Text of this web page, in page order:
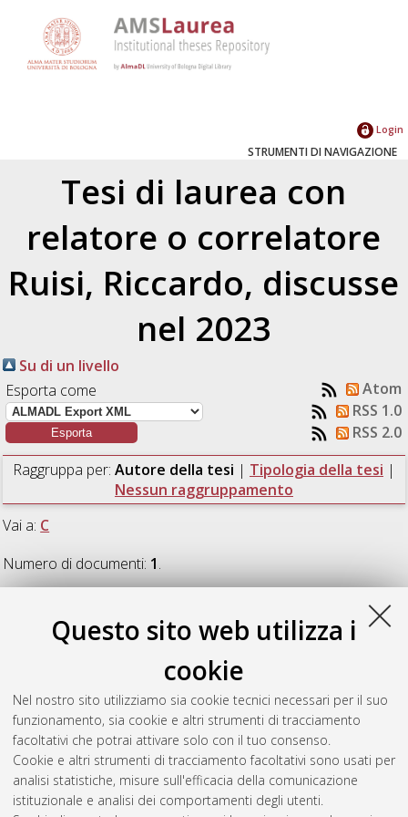
Questo sito web utilizza i
cookie
Nel nostro sito utilizziamo sia cookie tecnici necessari per il suo
funzionamento, sia cookie e altri strumenti di tracciamento
facoltativi che potrai attivare solo con il tuo consenso.
Cookie e altri strumenti di tracciamento facoltativi sono usati per
analisi statistiche, misure sull'efficacia della comunicazione
istituzionale e analisi dei comportamenti degli utenti.
Login
STRUMENTI DI NAVIGAZIONE
Tesi di laurea con
relatore o correlatore
Ruisi, Riccardo, discusse
nel 2023
Su di un livello
Esporta come
Atom
RSS 1.0
RSS 2.0
Raggruppa per: Autore della tesi | Tipologia della tesi |
Nessun raggruppamento
Vai a: C
Numero di documenti: 1.
(2023)La qualità di vita nei pazienti
studio di follow-up.[Laurea], Università di Bologna, Corso di
Studio inFisioterapia (abilitante alla professione sanitaria di
fisioterapista) [L-DM270]
Questa lista e' stata generata ilSat Aug 8 09:47:04 2026